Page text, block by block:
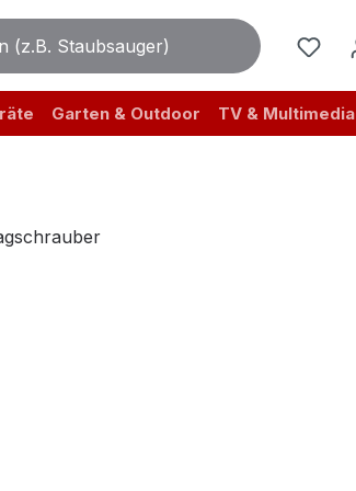
Garten & Outdoor TV & Multimedia